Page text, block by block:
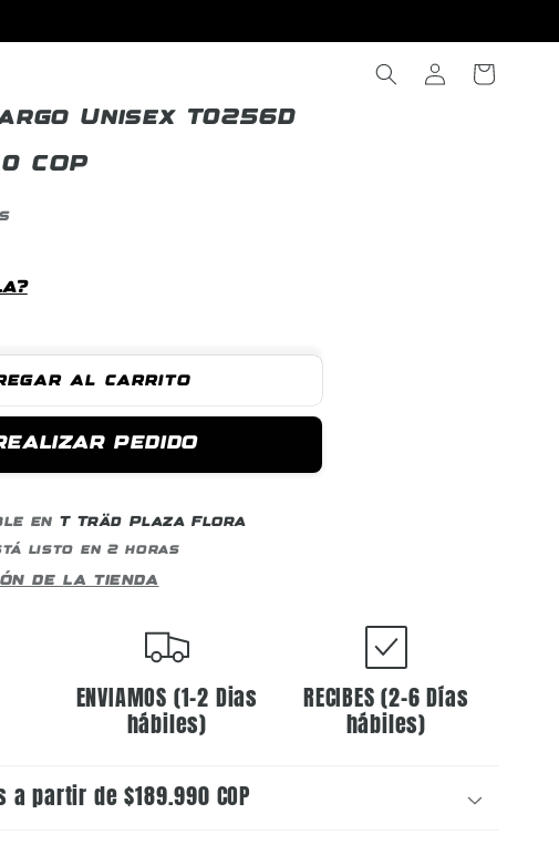
sesión
Carrito
Unisex T0256D
COP
al carrito
PEDIDO
enT Träd Plaza Flora
listo en 2 horas
de la tienda
ENVIAMOS (1-2 Dias
hábiles)
RECIBES (2-6 Días
hábiles)
partir de $189.990 COP